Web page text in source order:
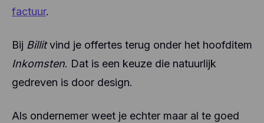
factuur.
Bij Billitvind je offertes terug onder het hoofditem
Inkomsten. Dat is een keuze die natuurlijk
gedreven is door design.
Als ondernemer weet je echter maar al te goed